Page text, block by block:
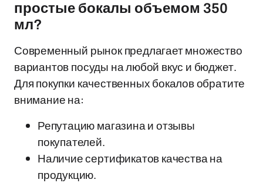
простые бокалы объемом 350
мл?
Современный рынок предлагает множество
вариантов посуды на любой вкус и бюджет.
Для покупки качественных бокалов обратите
внимание на:
Репутацию магазина и отзывы
покупателей.
Наличие сертификатов качества на
продукцию.